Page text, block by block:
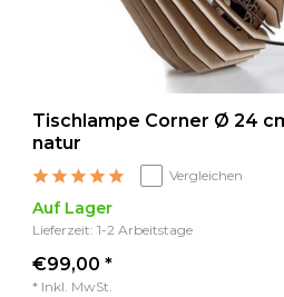
Tischlampe Corner Ø 24
natur
Vergleichen
Auf Lager
Lieferzeit: 1-2 Arbeitstage
€99,00 *
* Inkl. MwSt.